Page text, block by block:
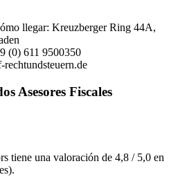
llegar: Kreuzberger Ring 44A,
(0) 611 9500350
Asesores Fiscales
tiene una valoración de 4,8 / 5,0 en